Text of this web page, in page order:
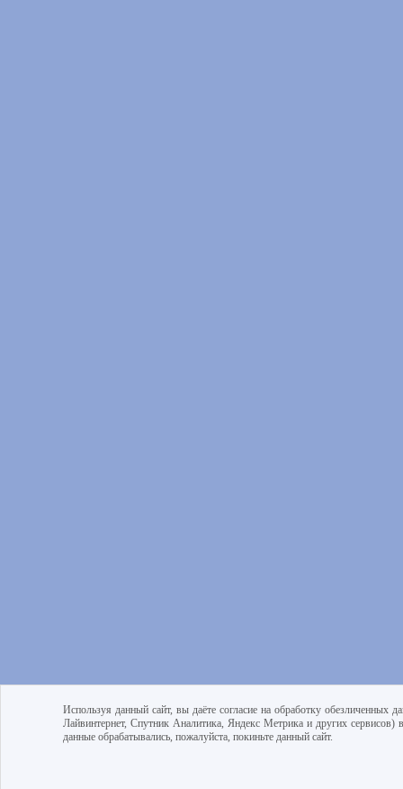
Используя данный сайт, вы даёте согласие на обработку
Лайвинтернет, Спутник Аналитика, Яндекс Метрика и других сервисов)
данные обрабатывались, пожалуйста, покиньте данный сайт.